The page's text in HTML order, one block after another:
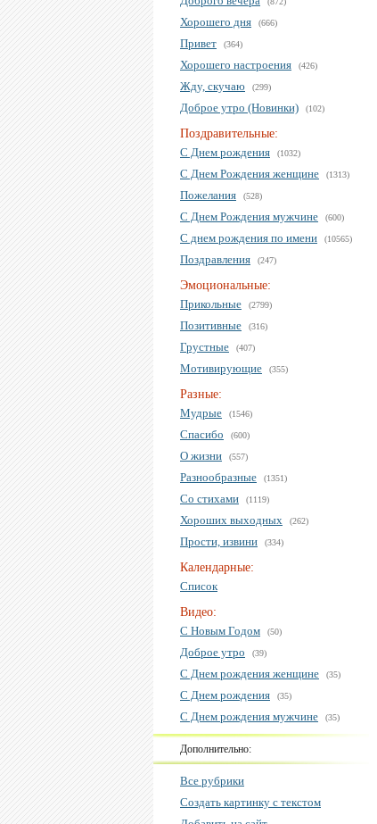
Хорошего дня (666)
Привет (364)
Хорошего настроения (426)
Жду, скучаю (299)
Доброе утро (Новинки) (102)
Поздравительные:
С Днем рождения
(1032)
С Днем Рождения женщине (1313)
Пожелания (528)
С Днем Рождения мужчине (600)
С днем рождения по имени (10565)
Поздравления (247)
Эмоциональные:
Прикольные
(2799)
Позитивные (316)
Грустные (407)
Мотивирующие (355)
Разные:
Мудрые
(1546)
Спасибо (600)
О жизни (557)
Разнообразные (1351)
Со стихами (1119)
Хороших выходных (262)
Прости, извини (334)
Календарные:
Список
Видео:
С Новым Годом
(50)
Доброе утро (39)
С Днем рождения женщине (35)
С Днем рождения (35)
С Днем рождения мужчине (35)
Дополнительно:
Все рубрики
Создать картинку с текстом